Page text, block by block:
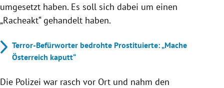
umgesetzt haben. Es soll sich dabei um einen
„Racheakt“ gehandelt haben.
Terror-Befürworter bedrohte Prostituierte: „Mache
Österreich kaputt“
Die Polizei war rasch vor Ort und nahm den